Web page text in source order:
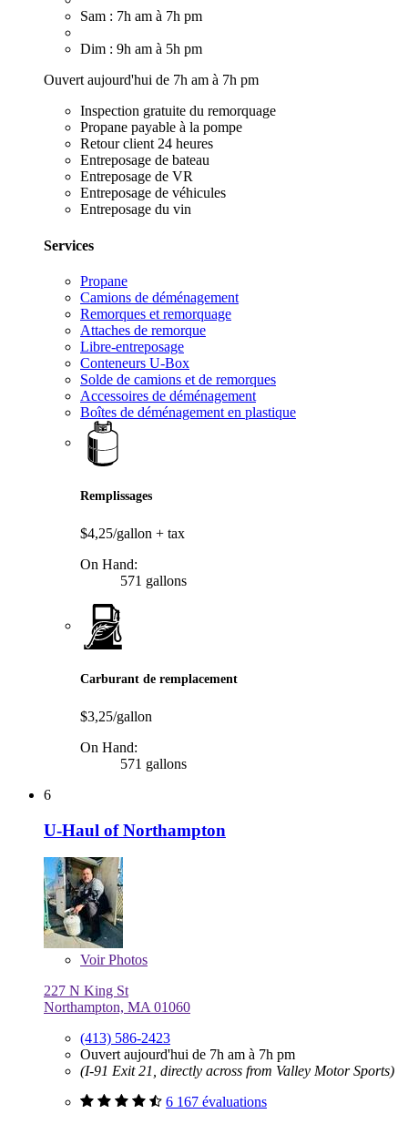
Sam : 7h am à 7h pm
Dim : 9h am à 5h pm
Ouvert aujourd'hui de 7h am à 7h pm
Inspection gratuite du remorquage
Propane payable à la pompe
Retour client 24 heures
Entreposage de bateau
Entreposage de VR
Entreposage de véhicules
Entreposage du vin
Services
Propane
Camions de déménagement
Remorques et remorquage
Attaches de remorque
Libre-entreposage
Conteneurs U-Box
Solde de camions et de remorques
Accessoires de déménagement
Boîtes de déménagement en plastique
Remplissages
$4,25/gallon + tax
On Hand:
571 gallons
Carburant de remplacement
$3,25/gallon
On Hand:
571 gallons
6
U-Haul of Northampton
VoirPhotos
227 N King St
Northampton, MA 01060
(413) 586-2423
Ouvert aujourd'hui de 7h am à 7h pm
(I-91 Exit 21, directly across from Valley Motor Sports)
6 167 évaluations